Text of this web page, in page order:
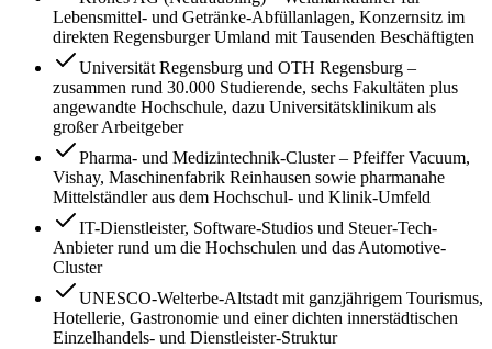
Lebensmittel- und Getränke-Abfüllanlagen, Konzernsitz im
direkten Regensburger Umland mit Tausenden Beschäftigten
Universität Regensburg und OTH Regensburg –
zusammen rund 30.000 Studierende, sechs Fakultäten plus
angewandte Hochschule, dazu Universitätsklinikum als
großer Arbeitgeber
Pharma- und Medizintechnik-Cluster – Pfeiffer Vacuum,
Vishay, Maschinenfabrik Reinhausen sowie pharmanahe
Mittelständler aus dem Hochschul- und Klinik-Umfeld
IT-Dienstleister, Software-Studios und Steuer-Tech-
Anbieter rund um die Hochschulen und das Automotive-
Cluster
UNESCO-Welterbe-Altstadt mit ganzjährigem Tourismus,
Hotellerie, Gastronomie und einer dichten innerstädtischen
Einzelhandels- und Dienstleister-Struktur